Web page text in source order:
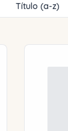
Título (a-z)